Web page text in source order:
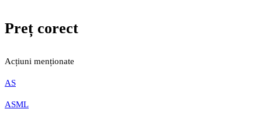
Preț corect
Acțiuni menționate
AS
ASML